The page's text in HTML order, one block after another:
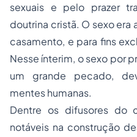
sexuais e pelo prazer
doutrina cristã. O sexo
casamento, e para fins
Nesse ínterim, o sexo por
um grande pecado,
mentes humanas.
Dentre os difusores do
notáveis na construção